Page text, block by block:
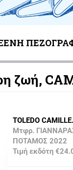
ζωή,
TOLEDO
Μτφρ.
ΠΟΤΑΜΟΣ 2022
Τιμή εκδότη